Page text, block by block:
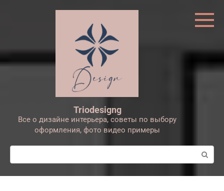
Triodesigng
Все о дизайне интерьера, советы по выбору
оформления, фото видео примеры
Поиск: